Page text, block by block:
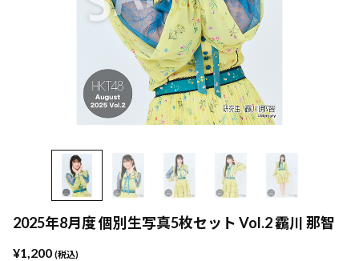
2025年8月度 個別生写真5枚セット Vol.2 靏川 那智
¥1,200 (税込)